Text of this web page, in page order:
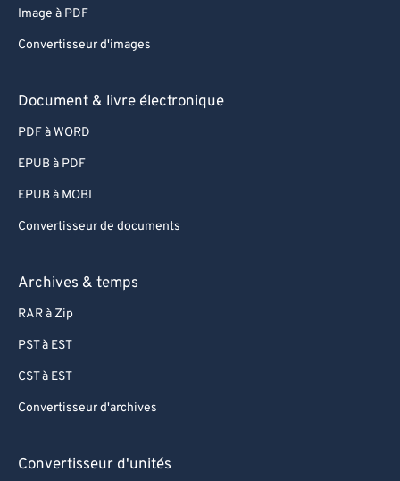
Image à PDF
Convertisseur d'images
Document & livre électronique
PDF à WORD
EPUB à PDF
EPUB à MOBI
Convertisseur de documents
Archives & temps
RAR à Zip
PST à EST
CST à EST
Convertisseur d'archives
Convertisseur d'unités